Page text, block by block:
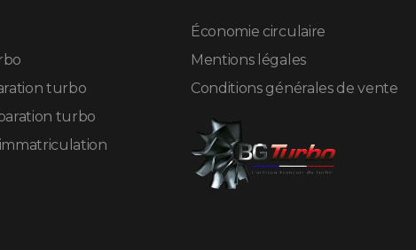
turbo
turbo
Économie circulaire
Mentions légales
Conditions générales de vente